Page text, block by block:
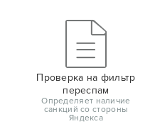
Проверка на фильтр
переспам
Определяет наличие
санкций со стороны
Яндекса